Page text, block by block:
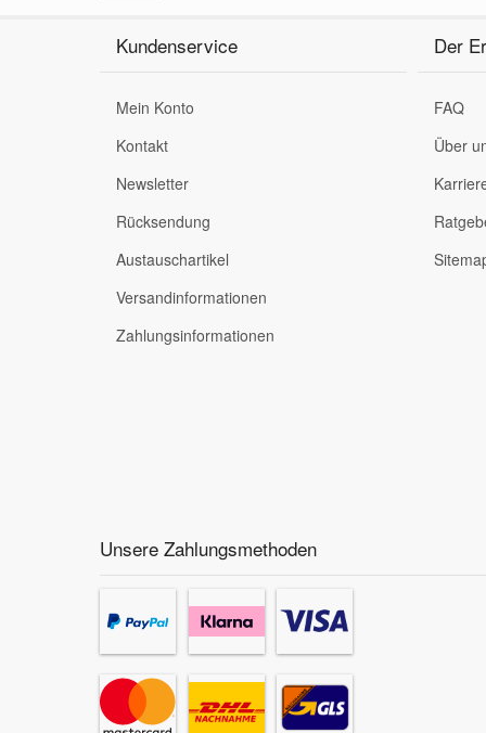
Kundenservice
Mein Konto
Kontakt
Newsletter
Rücksendung
Austauschartikel
Versandinformationen
Zahlungsinformationen
Der
FAQ
Über
Unsere Zahlungsmethoden